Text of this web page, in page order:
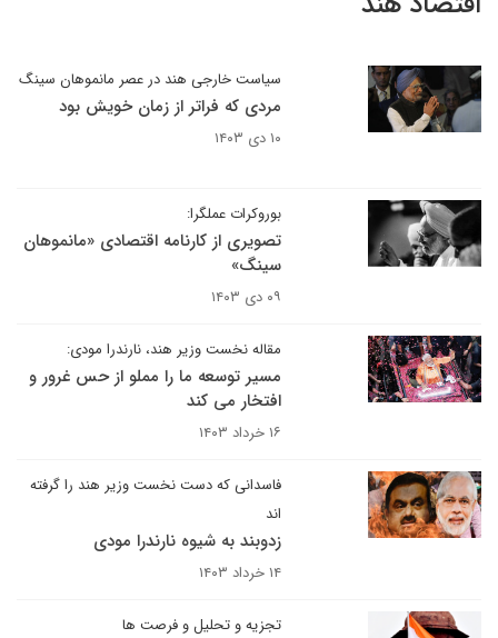
سیاست خارجی هند در عصر مانموهان سینگ
مردی که فراتر از زمان خویش بود
۱۰ دی ۱۴۰۳
بوروکرات عملگرا:
تصویری از کارنامه اقتصادی «مانموهان
سینگ»
۰۹ دی ۱۴۰۳
مقاله نخست وزیر هند، نارندرا مودی:
مسیر توسعه ما را مملو از حس غرور و
افتخار می کند
۱۶ خرداد ۱۴۰۳
فاسدانی که دست نخست وزیر هند را گرفته
اند
زدوبند به شیوه نارندرا مودی
۱۴ خرداد ۱۴۰۳
تجزیه و تحلیل و فرصت ها